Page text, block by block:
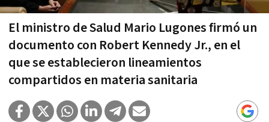
El ministro de Salud Mario Lugones firmó un
documento con Robert Kennedy Jr., en el
que se establecieron lineamientos
compartidos en materia sanitaria